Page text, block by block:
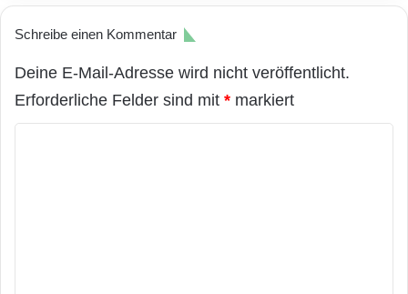
Schreibe einen Kommentar
Deine E-Mail-Adresse wird nicht veröffentlicht.
Erforderliche Felder sind mit * markiert